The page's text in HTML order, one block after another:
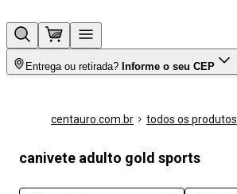
Entrega ou retirada? Informe o seu CEP
centauro.com.br todos os produtos
canivete adulto gold sports